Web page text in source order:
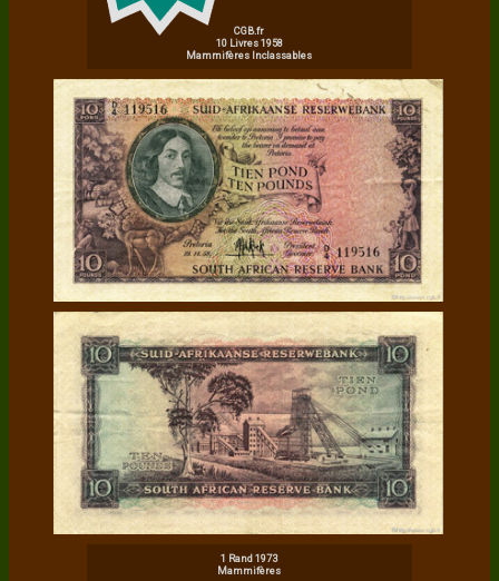
CGB.fr
10 Livres 1958
Mammifères Inclassables
1 Rand 1973
Mammifères